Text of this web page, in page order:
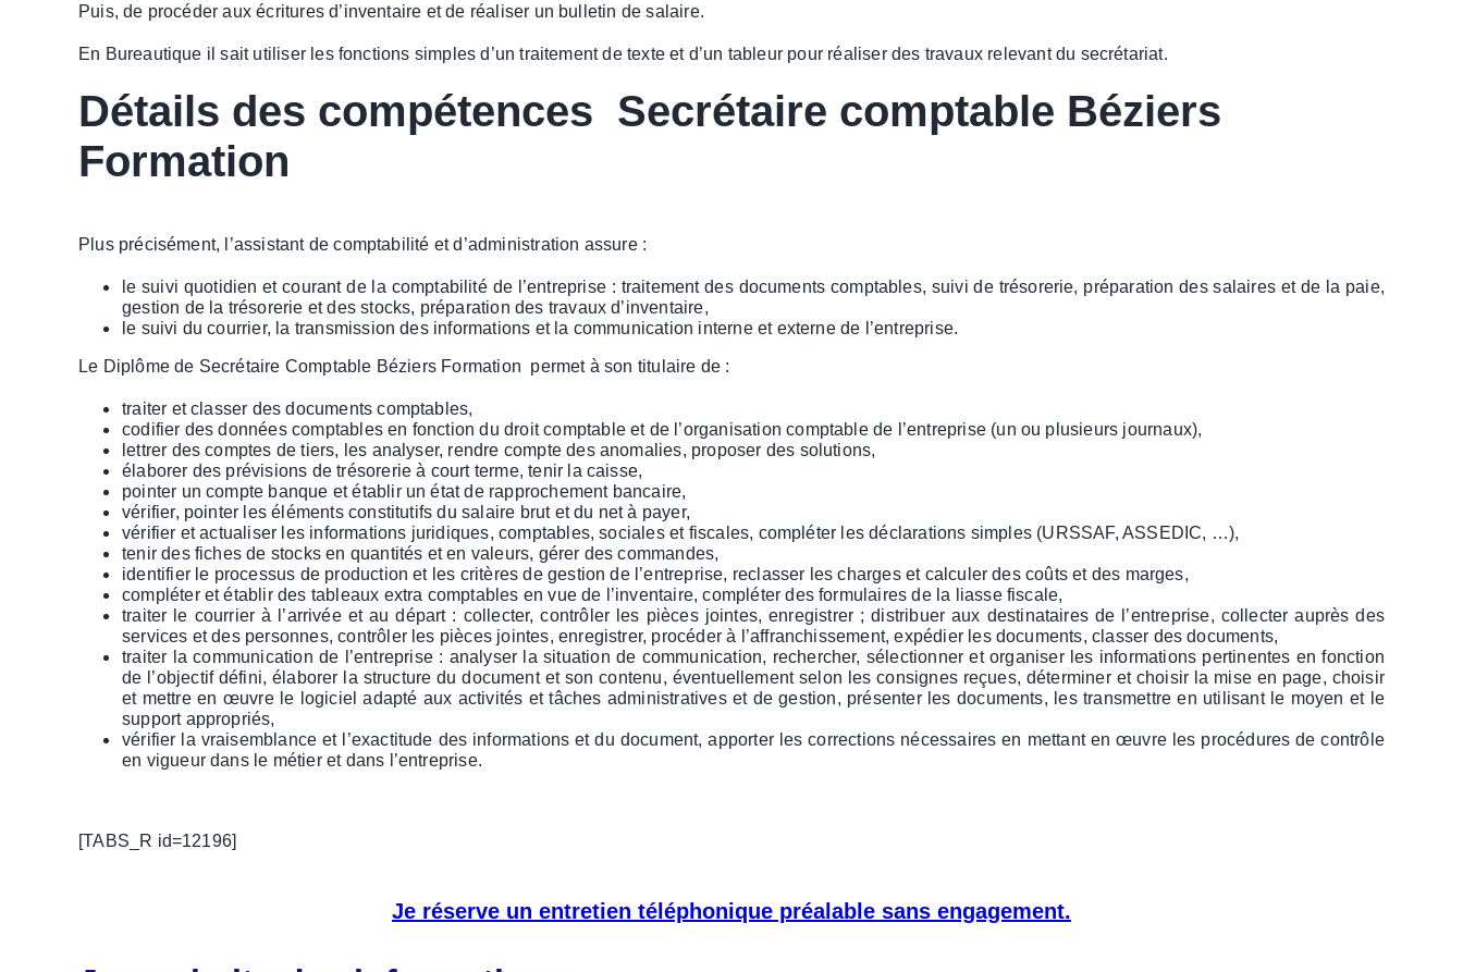
Puis, de procéder aux écritures d’inventaire et de réaliser un bulletin de salaire.
En Bureautique il sait utiliser les fonctions simples d’un traitement de texte et d’un tableur pour réaliser des travaux relevant du secrétariat.
Détails des compétences Secrétaire comptable Béziers
Formation
Plus précisément, l’assistant de comptabilité et d’administration assure :
le suivi quotidien et courant de la comptabilité de l’entreprise : traitement des documents comptables, suivi de trésorerie, préparation des salaires et de la paie,
gestion de la trésorerie et des stocks, préparation des travaux d’inventaire,
le suivi du courrier, la transmission des informations et la communication interne et externe de l’entreprise.
Le Diplôme de Secrétaire Comptable Béziers Formation permet à son titulaire de :
traiter et classer des documents comptables,
codifier des données comptables en fonction du droit comptable et de l’organisation comptable de l’entreprise (un ou plusieurs journaux),
lettrer des comptes de tiers, les analyser, rendre compte des anomalies, proposer des solutions,
élaborer des prévisions de trésorerie à court terme, tenir la caisse,
pointer un compte banque et établir un état de rapprochement bancaire,
vérifier, pointer les éléments constitutifs du salaire brut et du net à payer,
vérifier et actualiser les informations juridiques, comptables, sociales et fiscales, compléter les déclarations simples (URSSAF, ASSEDIC, …),
tenir des fiches de stocks en quantités et en valeurs, gérer des commandes,
identifier le processus de production et les critères de gestion de l’entreprise, reclasser les charges et calculer des coûts et des marges,
compléter et établir des tableaux extra comptables en vue de l’inventaire, compléter des formulaires de la liasse fiscale,
traiter le courrier à l’arrivée et au départ : collecter, contrôler les pièces jointes, enregistrer ; distribuer aux destinataires de l’entreprise, collecter auprès des
services et des personnes, contrôler les pièces jointes, enregistrer, procéder à l’affranchissement, expédier les documents, classer des documents,
traiter la communication de l’entreprise : analyser la situation de communication, rechercher, sélectionner et organiser les informations pertinentes en fonction
de l’objectif défini, élaborer la structure du document et son contenu, éventuellement selon les consignes reçues, déterminer et choisir la mise en page, choisir
et mettre en œuvre le logiciel adapté aux activités et tâches administratives et de gestion, présenter les documents, les transmettre en utilisant le moyen et le
support appropriés,
vérifier la vraisemblance et l’exactitude des informations et du document, apporter les corrections nécessaires en mettant en œuvre les procédures de contrôle
en vigueur dans le métier et dans l’entreprise.
[TABS_R id=12196]
Je réserve un entretien téléphonique préalable sans engagement.